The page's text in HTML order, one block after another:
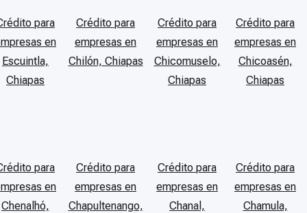
para
en
Escuintla,
Chiapas
Crédito para
empresas en
Chilón, Chiapas
Crédito para
empresas en
Chicomuselo,
Chiapas
Crédito para
empresas en
Chicoasén,
Chiapas
para
en
Chenalhó,
Crédito para
empresas en
Chapultenango,
Crédito para
empresas en
Chanal,
Crédito para
empresas en
Chamula,